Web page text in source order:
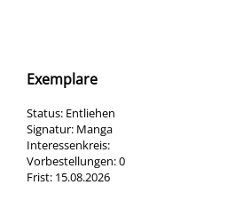
Exemplare
Status: Entliehen
Signatur: Manga
Interessenkreis:
Vorbestellungen:0
Frist: 15.08.2026